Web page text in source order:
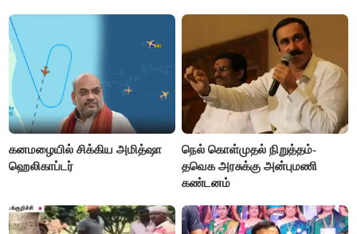
கனமழையில் சிக்கிய அமித்ஷா
ஹெலிகாப்டர்
நெல் கொள்முதல் நிறுத்தம்-
தவெக அரசுக்கு அன்புமணி
கண்டனம்